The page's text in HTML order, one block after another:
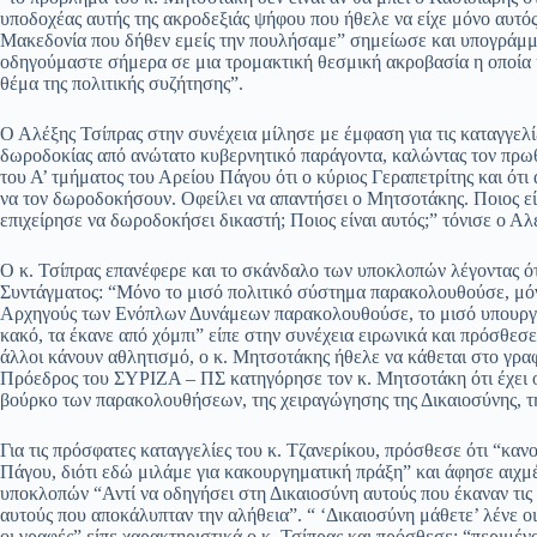
υποδοχέας αυτής της ακροδεξιάς ψήφου που ήθελε να είχε μόνο
Μακεδονία που δήθεν εμείς την πουλήσαμε” σημείωσε και
οδηγούμαστε σήμερα σε μια τρομακτική θεσμική ακροβασία η οποία
θέμα της πολιτικής συζήτησης”.
Ο Αλέξης Τσίπρας στην συνέχεια μίλησε με έμφαση για τις
δωροδοκίας από ανώτατο κυβερνητικό παράγοντα, καλώντας τον
του Α’ τμήματος του Αρείου Πάγου ότι ο κύριος Γεραπετρίτης και
να τον δωροδοκήσουν. Οφείλει να απαντήσει ο Μητσοτάκης. Ποιος
επιχείρησε να δωροδοκήσει δικαστή; Ποιος είναι αυτός;” τόνισε ο
Ο κ. Τσίπρας επανέφερε και το σκάνδαλο των υποκλοπών λέγοντας
Συντάγματος: “Μόνο το μισό πολιτικό σύστημα παρακολουθούσε,
Αρχηγούς των Ενόπλων Δυνάμεων παρακολουθούσε, το μισό
κακό, τα έκανε από χόμπι” είπε στην συνέχεια ειρωνικά και
άλλοι κάνουν αθλητισμό, ο κ. Μητσοτάκης ήθελε να κάθεται στο
Πρόεδρος του ΣΥΡΙΖΑ – ΠΣ κατηγόρησε τον κ. Μητσοτάκη ότι έχει
βούρκο των παρακολουθήσεων, της χειραγώγησης της Δικαιοσύνης,
Για τις πρόσφατες καταγγελίες του κ. Τζανερίκου, πρόσθεσε ότι
Πάγου, διότι εδώ μιλάμε για κακουργηματική πράξη” και άφησε
υποκλοπών “Αντί να οδηγήσει στη Δικαιοσύνη αυτούς που έκαναν
αυτούς που αποκάλυπταν την αλήθεια”. “ ‘Δικαιοσύνη μάθετε’ λένε